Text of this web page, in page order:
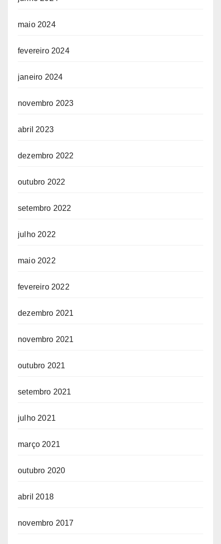
maio 2024
fevereiro 2024
janeiro 2024
novembro 2023
abril 2023
dezembro 2022
outubro 2022
setembro 2022
julho 2022
maio 2022
fevereiro 2022
dezembro 2021
novembro 2021
outubro 2021
setembro 2021
julho 2021
março 2021
outubro 2020
abril 2018
novembro 2017